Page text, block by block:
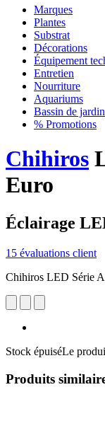
Marques
Plantes
Substrat
Décorations
Équipement
Entretien
Nourriture
Aquariums
Bassin de jardin
% Promotions
Chihiros
Euro
Éclairage
15 évaluations client
Chihiros LED Série
Stock épuiséLe
Produits